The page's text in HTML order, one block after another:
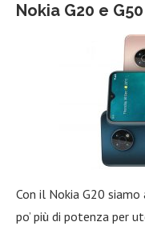
Nokia G20 e G50
Con il Nokia G20 siamo
po’ più di potenza per